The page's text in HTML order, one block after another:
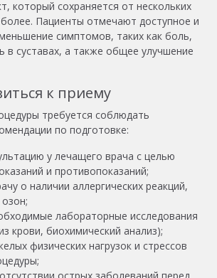
который сохраняется от нескольких
Пациенты отмечают доступное и
симптомов, таких как боль,
в суставах, а также общее улучшение
к приему
требуется соблюдать
по подготовке:
у лечащего врача с целью
и противопоказаний;
о наличии аллергических реакций,
лабораторные исследования
крови, биохимический анализ);
физических нагрузок и стрессов